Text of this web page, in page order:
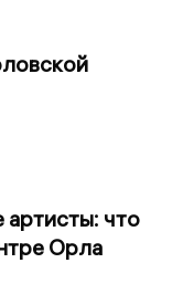
артисты: что
Орла